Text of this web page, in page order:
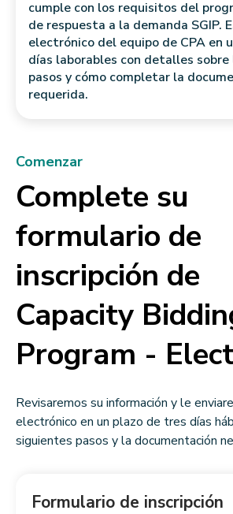
cumple con los requisitos del
de respuesta a la demanda SGIP.
electrónico del equipo de CPA en
días laborables con detalles
pasos y cómo completar la
requerida.
Comenzar
Complete su
formulario de
inscripción de
Capacity
Program -
Revisaremos su información y le
electrónico en un plazo de tres días
siguientes pasos y la documentación
*
Formulario de inscripción